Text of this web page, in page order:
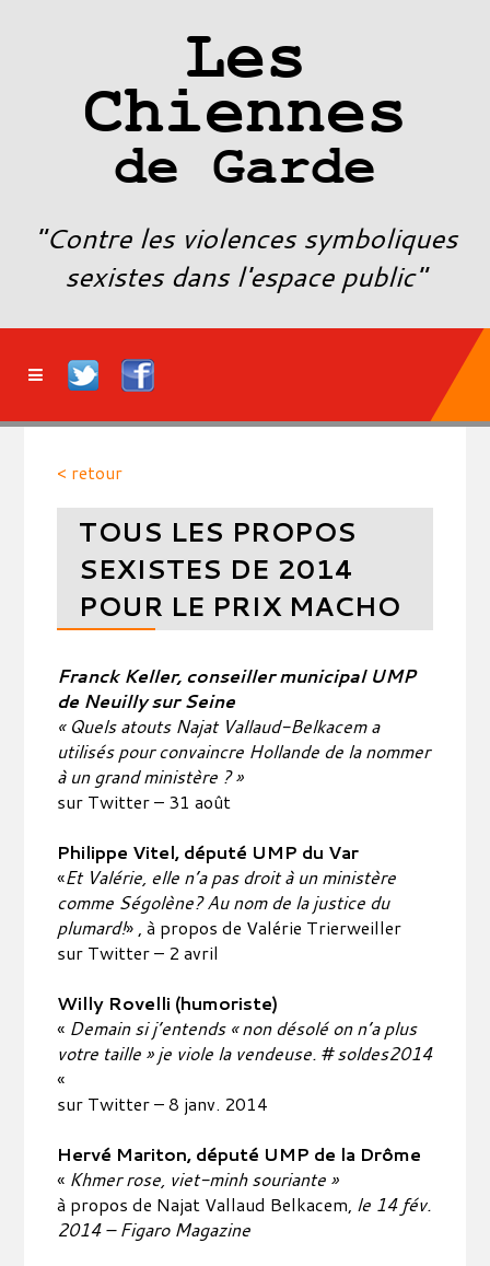
Les
Chiennes
de Garde
"Contre les violences symboliques
sexistes dans l'espace public"
< retour
TOUS LES PROPOS
SEXISTES DE 2014
POUR LE PRIX MACHO
Franck Keller, conseiller municipal UMP
de Neuilly sur Seine
« Quels atouts Najat Vallaud-Belkacem a
utilisés pour convaincre Hollande de la nommer
à un grand ministère ? »
sur Twitter – 31 août
Philippe Vitel, député UMP du Var
«Et Valérie, elle n’a pas droit à un ministère
comme Ségolène? Au nom de la justice du
plumard!» , à propos de Valérie Trierweiller
sur Twitter – 2 avril
Willy Rovelli (humoriste)
« Demain si j’entends « non désolé on n’a plus
votre taille » je viole la vendeuse. # soldes2014
«
sur Twitter – 8 janv. 2014
Hervé Mariton, député UMP de la Drôme
« Khmer rose, viet-minh souriante »
à propos de Najat Vallaud Belkacem, le 14 fév.
2014 – Figaro Magazine